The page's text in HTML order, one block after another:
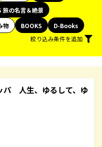
旅の名言＆絶景
物 BOOKS
D-Books
絞り込み条件を追加
パ 人生、ゆるして、ゆ